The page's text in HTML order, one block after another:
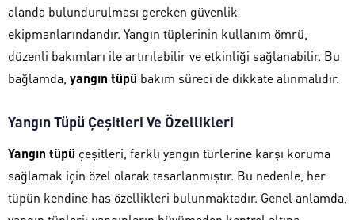
alanda bulundurulması gereken güvenlik
ekipmanlarındandır. Yangın tüplerinin kullanım ömrü,
düzenli bakımları ile artırılabilir ve etkinliği sağlanabilir. Bu
bağlamda, yangın tüpü bakım süreci de dikkate alınmalıdır.
Yangın Tüpü Çeşitleri Ve Özellikleri
Yangın tüpü çeşitleri, farklı yangın türlerine karşı koruma
sağlamak için özel olarak tasarlanmıştır. Bu nedenle, her
tüpün kendine has özellikleri bulunmaktadır. Genel anlamda,